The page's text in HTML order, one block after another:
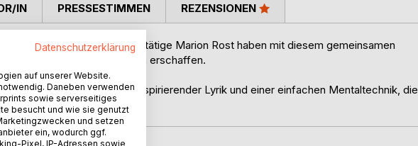
und die als Mental-Coach tätige Marion Rost haben mit diesem gemeinsamen
und gefühlvollen Worten erschaffen.
farbenprächtigen Bildern, inspirierender Lyrik und einer einfachen Mentaltechnik, die
beitragen kann.
IN PRESSESTIMMEN REZENSIONEN
Datenschutzerklärung
auf unserer Website.
Daneben verwenden
sowie serverseitiges
besucht und wie sie genutzt
und setzen
ein, wodurch ggf.
Pixel, IP-Adressen sowie